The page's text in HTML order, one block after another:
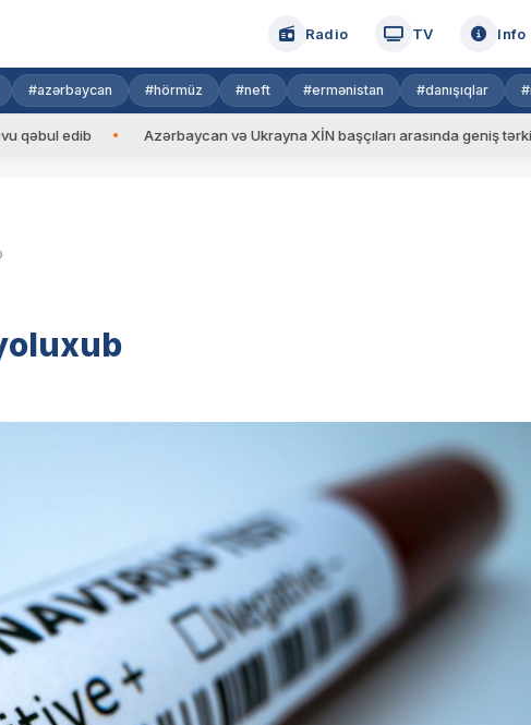
Radio TV Info
#azərbaycan #hörmüz #neft #ermənistan #danışıqlar
edib Azərbaycan və Ukrayna XİN başçıları arasında geniş tərkibdə